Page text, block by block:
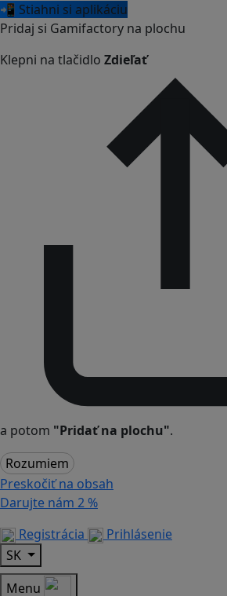
📲 Stiahni si aplikáciu
Pridaj si Gamifactory na plochu
Klepni na tlačidlo Zdieľať
a potom "Pridať na plochu".
Rozumiem
Preskočiť na obsah
Darujte nám 2 %
Registrácia
Prihlásenie
SK
Menu